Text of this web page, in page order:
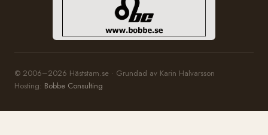
© 2006–2026 Häststam.se · Grundad av Karin Halvarsson
Hosting: Bobbe Consulting